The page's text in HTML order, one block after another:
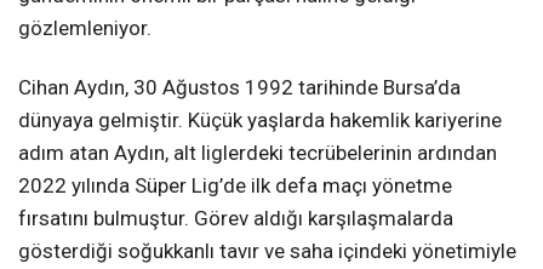
gözlemleniyor.
Cihan Aydın, 30 Ağustos 1992 tarihinde Bursa’da
dünyaya gelmiştir. Küçük yaşlarda hakemlik kariyerine
adım atan Aydın, alt liglerdeki tecrübelerinin ardından
2022 yılında Süper Lig’de ilk defa maçı yönetme
fırsatını bulmuştur. Görev aldığı karşılaşmalarda
gösterdiği soğukkanlı tavır ve saha içindeki yönetimiyle